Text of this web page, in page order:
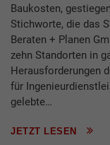
Baukosten,
Stichworte, die das
Beraten + Planen
zehn Standorten in
Herausforderungen
für
gelebte…
JETZT LESEN